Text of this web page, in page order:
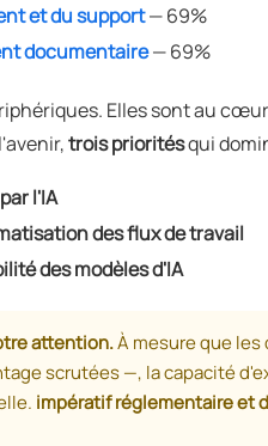
et du support— 69%
documentaire— 69%
Elles sont au
trois prioritésqui
l'IA
des flux de travail
des modèles d'IA
attention.À mesure que
scrutées —, la capacité
impératif réglementaire et